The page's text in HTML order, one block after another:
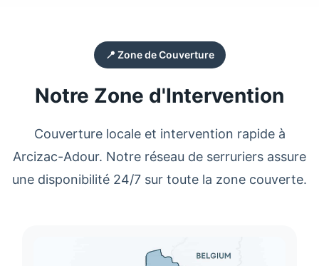
📍 Zone de Couverture
Notre Zone d'Intervention
Couverture locale et intervention rapide à
Arcizac-Adour. Notre réseau de serruriers assure
une disponibilité 24/7 sur toute la zone couverte.